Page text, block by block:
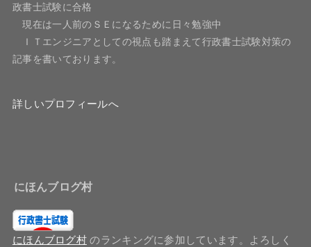
政書士試験に合格
現在は一人前のＳＥになるために日々勉強中
ＩＴエンジニアとしての視点も踏まえて行政書士試験対策の
記事を書いております。
詳しいプロフィールへ
にほんブログ村
にほんブログ村 のランキングに参加しています。よろしく